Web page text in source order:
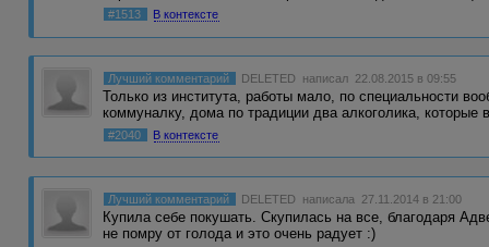
#1513 В контексте
Лучший комментарий DELETED написал 22.08.2015 в 09:55
Только из института, работы мало, по специальности
коммуналку, дома по традиции два алкоголика, которые
#2040 В контексте
Лучший комментарий DELETED написала 27.11.2014 в 21:00
Купила себе покушать. Скупилась на все, благодаря
не помру от голода и это очень радует :)